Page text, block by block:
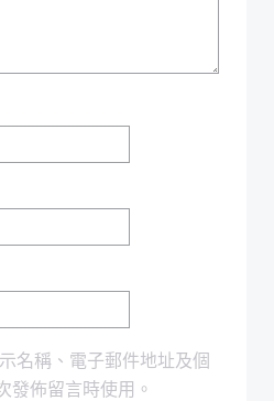
名稱、電子郵件地址及個
發佈留言時使用。